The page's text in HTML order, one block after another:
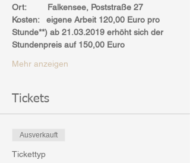
Ort:         Falkensee, Poststraße 27
Kosten:   eigene Arbeit 120,00 Euro pro
Stunde**) ab 21.03.2019 erhöht sich der
Stundenpreis auf 150,00 Euro
Mehr anzeigen
Tickets
Ausverkauft
Tickettyp